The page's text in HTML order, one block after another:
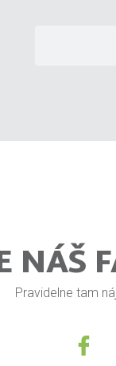
NÁŠ
Pravidelne tam